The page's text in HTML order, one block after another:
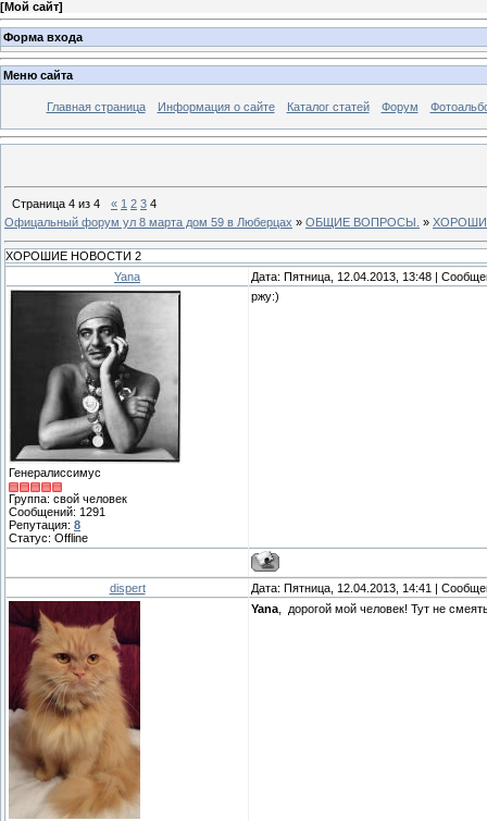
[Мой сайт]
Форма входа
Меню сайта
Главная страница Информация о сайте Каталог статей Форум
Страница 4 из 4 « 1 2 3 4
Офицальный форум ул 8 марта дом 59 в Люберцах » ОБЩИЕ ВОПРОСЫ. »
ХОРОШИЕ НОВОСТИ 2
Yana
Дата: Пятница, 12.04.2013, 13:48 |
Генералиссимус
Группа: свой человек
Сообщений: 1291
Репутация: 8
Статус: Offline
ржу:)
dispert Дата: Пятница, 12.04.2013, 14:41 |
Yana , дорогой мой человек! Тут не